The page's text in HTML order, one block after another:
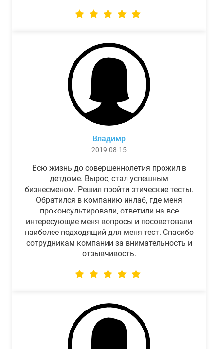
Владимр
2019-08-15
Всю жизнь до совершеннолетия прожил в
детдоме. Вырос, стал успешным
бизнесменом. Решил пройти этические тесты.
Обратился в компанию инлаб, где меня
проконсультировали, ответили на все
интересующие меня вопросы и посоветовали
наиболее подходящий для меня тест. Спасибо
сотрудникам компании за внимательность и
отзывчивость.